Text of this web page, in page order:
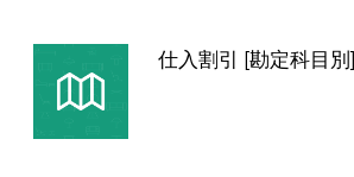
仕入割引 [勘定科目別]